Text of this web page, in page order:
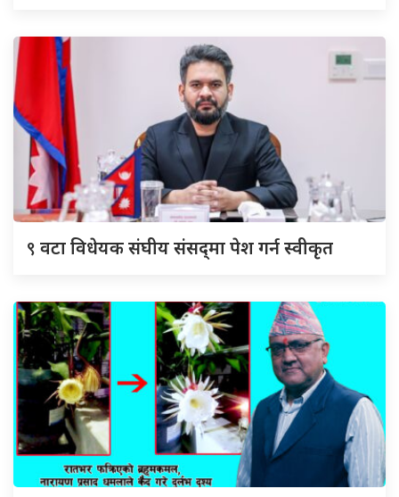
९ वटा विधेयक संघीय संसद्‌मा पेश गर्न स्वीकृत